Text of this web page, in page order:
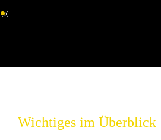
Wichtiges im Überblick